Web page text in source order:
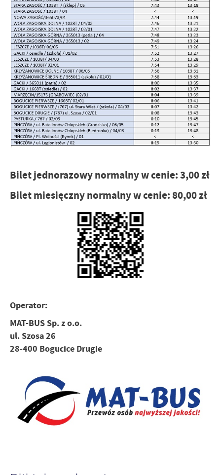
Bilet jednorazowy normalny w cenie: 3,00 zł
Bilet miesięczny normalny w cenie: 80,00 zł
Operator:
MAT-BUS Sp. z o.o.
ul. Szosa 26
28-400 Bogucice Drugie